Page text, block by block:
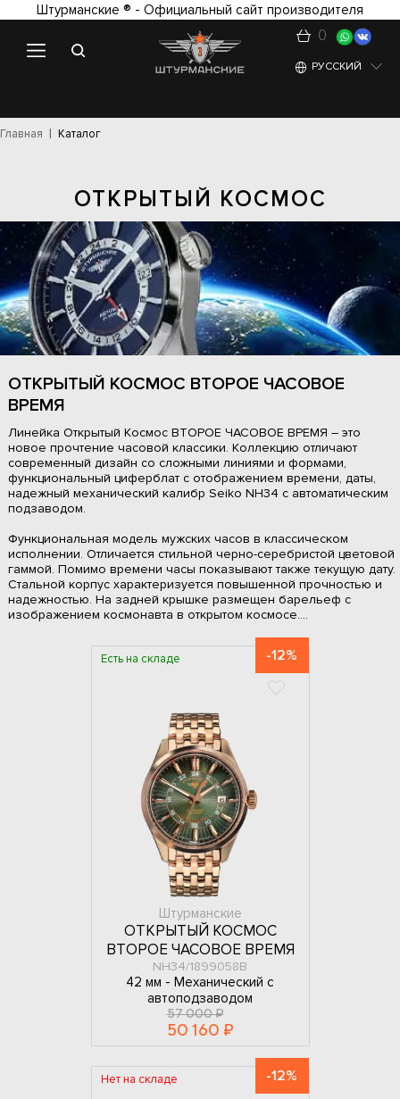
Штурманские ® - Официальный сайт производителя
0
РУССКИЙ
Главная Каталог
ОТКРЫТЫЙ КОСМОС
ОТКРЫТЫЙ КОСМОС ВТОРОЕ ЧАСОВОЕ
ВРЕМЯ
Линейка Открытый Космос ВТОРОЕ ЧАСОВОЕ ВРЕМЯ – это
новое прочтение часовой классики. Коллекцию отличают
современный дизайн со сложными линиями и формами,
функциональный циферблат с отображением времени, даты,
надежный механический калибр Seiko NH34 с автоматическим
подзаводом.
Функциональная модель мужских часов в классическом
исполнении. Отличается стильной черно-серебристой цветовой
гаммой. Помимо времени часы показывают также текущую дату.
Стальной корпус характеризуется повышенной прочностью и
надежностью. На задней крышке размещен барельеф с
изображением космонавта в открытом космосе....
Есть на складе -12%
Штурманские
ОТКРЫТЫЙ КОСМОС
ВТОРОЕ ЧАСОВОЕ ВРЕМЯ
NH34/1899058B
42 мм - Механический с
автоподзаводом
57 000 ₽
50 160 ₽
Нет на складе -12%